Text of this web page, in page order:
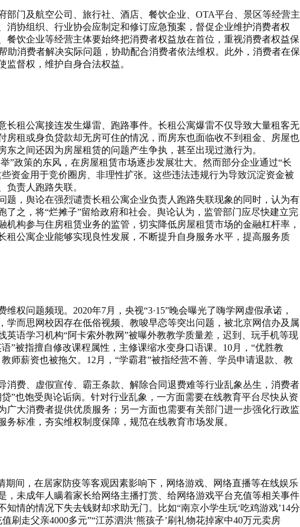
门及航空公司、旅行社、酒店、餐饮企业、OTA平台、景区等经营主
消协组织、行业协会应制定和修订应急预案，督促企业维护消费者权
餐饮企业等经营主体要始终把消费者权益放在首位，重视消费者权益保
助消费者解决实际问题，协助配合消费者依法维权。此外，消费者在保
督权，维护自身合法权益。
长租公寓接连发生爆雷、跑路事件。长租公寓爆雷不仅导致大量租客无
房租或身负贷款却无房可住的情况，而房东也面临收不到租金、房屋也
之间还因为房屋租赁的问题产生争执，甚至出现过激行为。
政策的东风，在房屋租赁市场逐步发展壮大。然而部分企业通过“长
资金用于竞价圈房、非理性扩张。这些违法违规行为导致沉淀资金被
负责人跑路失联。
，舆论在强烈谴责长租公寓企业负责人跑路失联现象的同时，认为有
了之，将“烂摊子”留给政府和社会。舆论认为，监管部门应尽快建立完
构参与住房租赁业务的监管，切实降低房屋租赁市场的金融杠杆率，
租公寓企业能够实现良性发展，不断提升自身服务水平，提高服务质
权问题频现。2020年7月，央视“3·15”晚会曝光了嗨学网虚假承诺，
学而思网校因存在低俗视频、教唆早恋等突出问题，被北京网信办及属
英语学习机构“阿卡索外教网”被曝外教教学质量差，迟到、玩手机等现
”被指擅自修改课程属性，主修课缩水变身口语课。 10月，“优胜教
师薪资也被拖欠。 12 月，“学霸君”被指经营不善、学员申请退款、教
费、虚假宣传、霸王条款、解除合同退费难等行业乱象丛生，消费者
”也饱受舆论诟病。针对行业乱象，一方面需要在线教育平台尽快从资
广大消费者提供优质服务；另一方面也需要有关部门进一步强化行政监
标准，夯实维权制度保障，规范在线教育市场发展。
间，在居家防疫等客观因素影响下，网络游戏、网络直播等在线娱乐
，未成年人瞒着家长给网络主播打赏、给网络游戏平台充值等相关事件
情的情况下失去钱财却求助无门。比如“南京小学生玩‘吃鸡游戏’14分
值刷走父亲4000多元”“江苏泗洪‘熊孩子’刷礼物花掉家中40万元卖房